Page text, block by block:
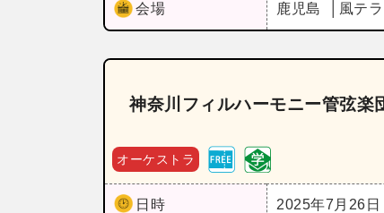
会場 鹿児島 風テ
神奈川フィルハーモニー管弦
オーケストラ
日時 2025年7月26日